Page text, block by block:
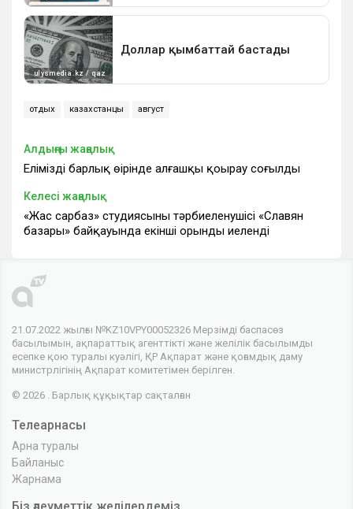
отдых казахстанцы август
Алдыңғы жаңалық
Еліміздің барлық өңірінде алғашқы қоңырау соғылды
Келесі жаңалық
«Жас сарбаз» студиясының тәрбиеленушісі «Славян
базары» байқауында екінші орынды иеленді
21.07.2022 жылғы №KZ10VPY00052326 Мерзімді баспасөз
басылымын, ақпараттық агенттікті және желілік басылымды
есепке қою туралы куәлігі, ҚР Ақпарат және қоғамдық даму
министрлігінің Ақпарат комитетімен берілген.
© 2026 . Барлық құқықтар сақталған
Телеарнасы
Арна туралы
Байланыс
Жарнама